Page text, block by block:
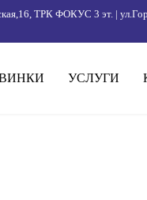
ФОКУС 3 эт. |
УСЛУГИ